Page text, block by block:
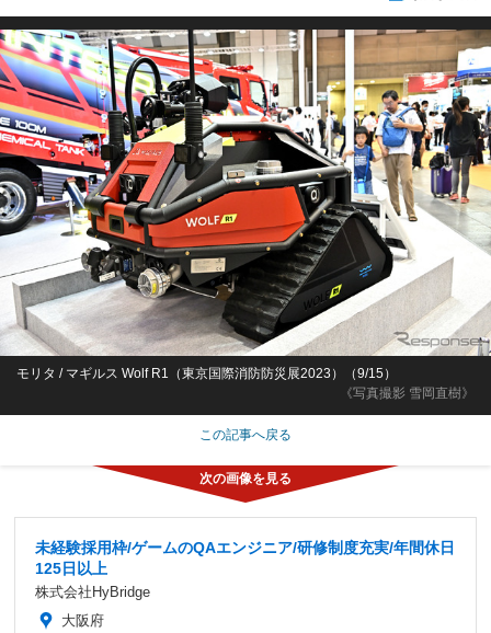
《写真撮影 雪岡直樹》
モリタ / マギルス Wolf R1（東京国際消防防災展2023）（9/15）
この記事へ戻る
未経験採用枠/ゲームのQAエンジニア/研修制度充実/年間休日
125日以上
株式会社HyBridge
大阪府